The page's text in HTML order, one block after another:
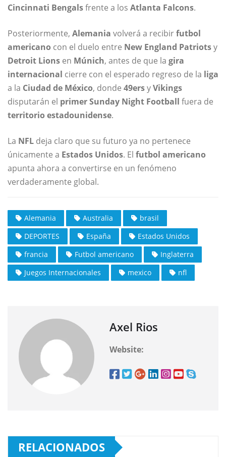
Cincinnati Bengalsfrente a los Atlanta Falcons.
Posteriormente, Alemania volverá a recibirfutbol
americano con el duelo entre New England Patriotsy
Detroit Lions en Múnich, antes de que la gira
internacional cierre con el esperado regreso de la liga
a la Ciudad de México, donde 49ersyVikings
disputarán el primer Sunday Night Football fuera de
territorio estadounidense.
La NFL deja claro que su futuro ya no pertenece
únicamente a Estados Unidos. El futbol americano
apunta ahora a convertirse en un fenómeno
verdaderamente global.
Alemania Australia
brasil
DEPORTES
España
Estados Unidos
francia
Futbol americano
Inglaterra
Juegos Internacionales
mexico nfl
Axel Rios
Website:
RELACIONADOS